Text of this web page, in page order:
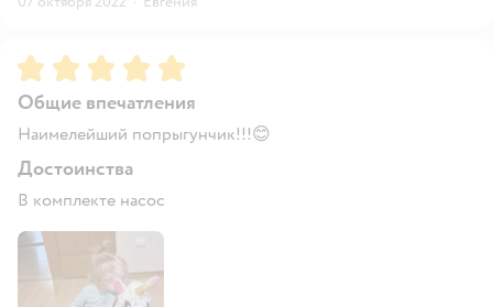
Рейтинг:5
Общие впечатления
Наимелейший попрыгунчик!!!😊
Достоинства
В комплекте насос